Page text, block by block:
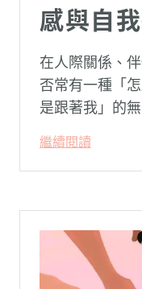
感與自
在人際關係、
否常有一種「
是跟著我」的
卻演變成兩敗俱
繼續閱讀